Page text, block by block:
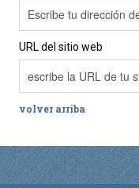
URL del sitio web
volver arriba